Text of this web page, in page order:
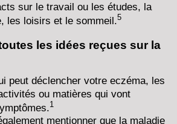
sur le travail ou les études, la
les loisirs et le sommeil.5
les idées reçues sur la
peut déclencher votre eczéma, les
ou matières qui vont
1
mentionner que la maladie